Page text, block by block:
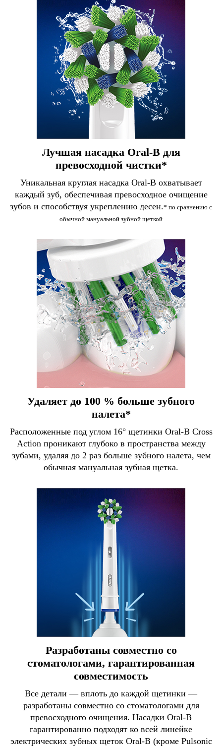
Лучшая насадка Oral-B для
превосходной чистки*
Уникальная круглая насадка Oral-B охватывает
каждый зуб, обеспечивая превосходное очищение
зубов и способствуя укреплению десен.* по сравнению с
обычной мануальной зубной щеткой
Удаляет до 100 % больше зубного
налета*
Расположенные под углом 16° щетинки Oral-B Cross
Action проникают глубоко в пространства между
зубами, удаляя до 2 раз больше зубного налета, чем
обычная мануальная зубная щетка.
Разработаны совместно со
стоматологами, гарантированная
совместимость
Все детали — вплоть до каждой щетинки —
разработаны совместно со стоматологами для
превосходного очищения. Насадки Oral-B
гарантированно подходят ко всей линейке
электрических зубных щеток Oral-B (кроме Pulsonic